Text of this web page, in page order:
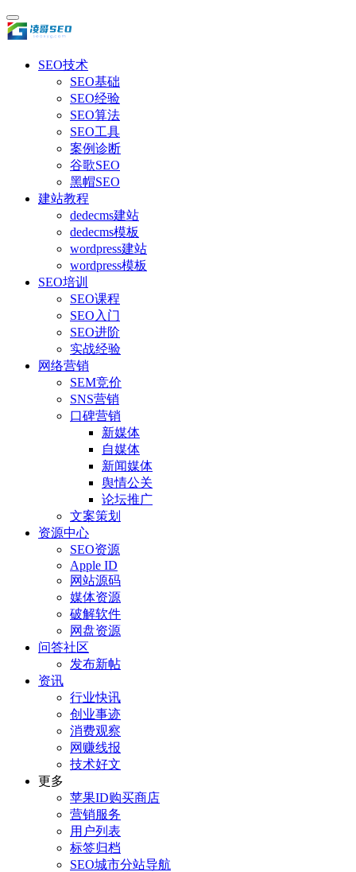
SEO技术
SEO基础
SEO经验
SEO算法
SEO工具
案例诊断
谷歌SEO
黑帽SEO
建站教程
dedecms建站
dedecms模板
wordpress建站
wordpress模板
SEO培训
SEO课程
SEO入门
SEO进阶
实战经验
网络营销
SEM竞价
SNS营销
口碑营销
新媒体
自媒体
新闻媒体
舆情公关
论坛推广
文案策划
资源中心
SEO资源
Apple ID
网站源码
媒体资源
破解软件
网盘资源
问答社区
发布新帖
资讯
行业快讯
创业事迹
消费观察
网赚线报
技术好文
更多
苹果ID购买商店
营销服务
用户列表
标签归档
SEO城市分站导航